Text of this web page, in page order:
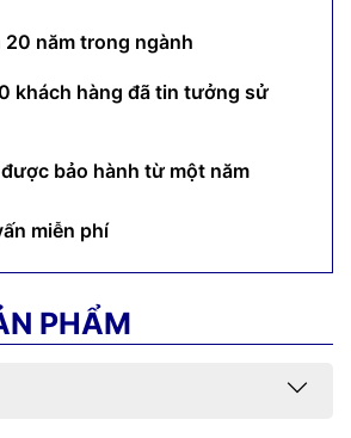
20 năm trong ngành
khách hàng đã tin tưởng sử
bảo hành từ một năm
miễn phí
PHẨM